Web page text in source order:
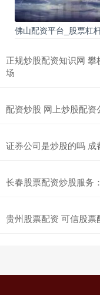
佛山配资平台_股票杠
正规炒股配资知识网
场
配资炒股 网上炒股配
证券公司是炒股的吗
长春股票配资炒股服务
贵州股票配资 可信股